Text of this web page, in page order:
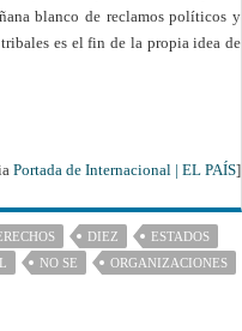
blanco de reclamos políticos y
es el fin de la propia idea de
Portada de Internacional | EL PAÍS]
DIEZ
ESTADOS
NO SE
ORGANIZACIONES